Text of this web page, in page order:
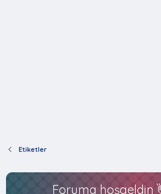
Etiketler
Foruma hoşgeldin